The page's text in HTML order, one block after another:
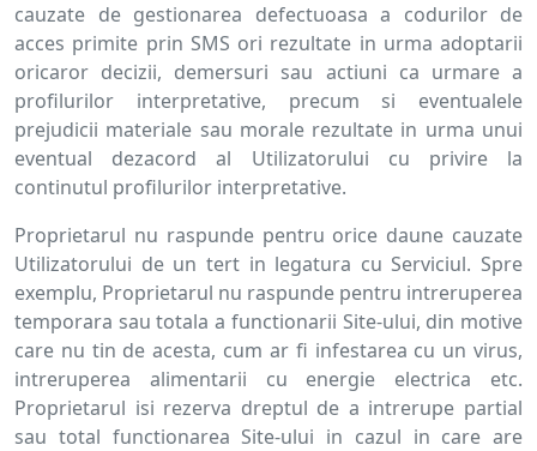
cauzate de gestionarea defectuoasa a codurilor de
acces primite prin SMS ori rezultate in urma adoptarii
oricaror decizii, demersuri sau actiuni ca urmare a
profilurilor interpretative, precum si eventualele
prejudicii materiale sau morale rezultate in urma unui
eventual dezacord al Utilizatorului cu privire la
continutul profilurilor interpretative.
Proprietarul nu raspunde pentru orice daune cauzate
Utilizatorului de un tert in legatura cu Serviciul. Spre
exemplu, Proprietarul nu raspunde pentru intreruperea
temporara sau totala a functionarii Site-ului, din motive
care nu tin de acesta, cum ar fi infestarea cu un virus,
intreruperea alimentarii cu energie electrica etc.
Proprietarul isi rezerva dreptul de a intrerupe partial
sau total functionarea Site-ului in cazul in care are